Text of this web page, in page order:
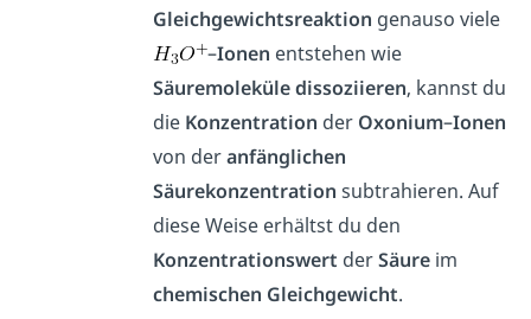
Gleichgewichtsreaktion genauso viele
–Ionen entstehen wie
Säuremoleküledissoziieren, kannst du
die Konzentration der Oxonium–Ionen
von deranfänglichen
Säurekonzentration subtrahieren. Auf
diese Weise erhältst du den
Konzentrationswert derSäure im
chemischen Gleichgewicht.